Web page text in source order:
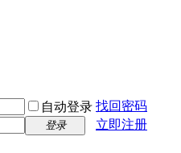
自动登录 找回密码
登录 立即注册